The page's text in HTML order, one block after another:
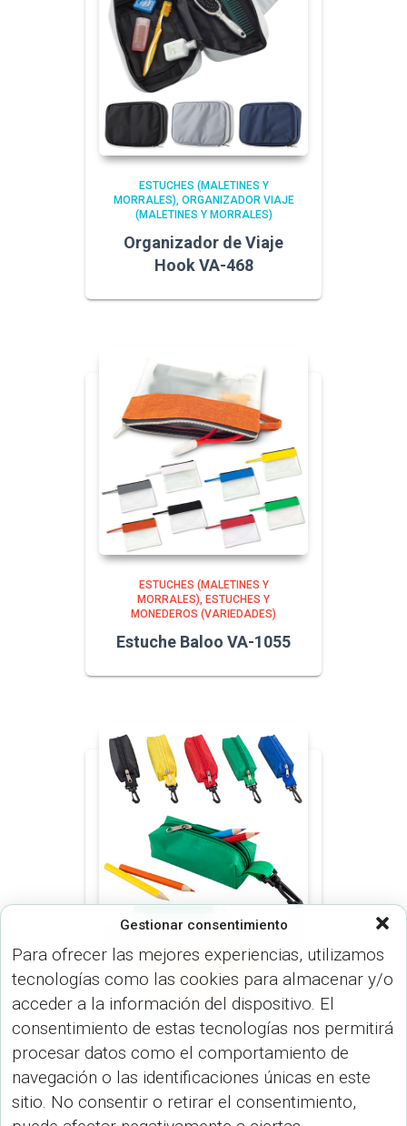
Gestionar consentimiento
Para ofrecer las mejores experiencias, utilizamos
tecnologías como las cookies para almacenar y/o
acceder a la información del dispositivo. El
consentimiento de estas tecnologías nos permitirá
procesar datos como el comportamiento de
navegación o las identificaciones únicas en este
sitio. No consentir o retirar el consentimiento,
ESTUCHES (MALETINES Y
MORRALES) ORGANIZADOR VIAJE
(MALETINES Y MORRALES)
Organizador de Viaje
Hook VA-468
ESTUCHES (MALETINES Y
MORRALES)
ESTUCHES Y
MONEDEROS (VARIEDADES)
Estuche Baloo VA-1055
ESTUCHES (BOLÍGRAFO)
ESTUCHES Y MONEDEROS
Set de Colores Kidz VA-